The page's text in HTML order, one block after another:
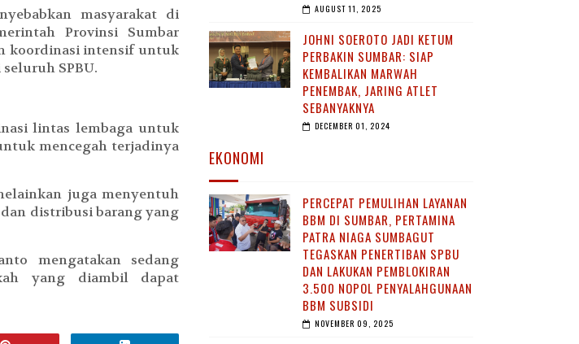
masyarakat di
Provinsi Sumbar
koordinasi intensif untuk
SPBU.
lintas lembaga untuk
mencegah terjadinya
juga menyentuh
distribusi barang yang
mengatakan sedang
yang diambil dapat
AUGUST 11, 2025
JOHNI SOEROTO JADI KETUM
PERBAKIN SUMBAR: SIAP
KEMBALIKAN MARWAH
PENEMBAK, JARING ATLET
SEBANYAKNYA
DECEMBER 01, 2024
EKONOMI
PERCEPAT PEMULIHAN LAYANAN
BBM DI SUMBAR, PERTAMINA
PATRA NIAGA SUMBAGUT
TEGASKAN PENERTIBAN SPBU
DAN LAKUKAN PEMBLOKIRAN
3.500 NOPOL PENYALAHGUNAAN
BBM SUBSIDI
NOVEMBER 09, 2025